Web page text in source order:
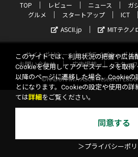
TOP レビュー ニュース ガ
グルメ
スタートアップ ICT
ASCII.jp
MITテクノ
サイトポリシー プライバシーポリ
お問い合わせ
広告掲載 スタッ
©KADOKAWA ASCII Research
このサイトでは、利用状況の把握や広告
Cookieを使用してアクセスデータを取得
以降のページに遷移した場合、Cookieの
とになります。Cookieの設定や使用の
ては詳細 をご覧ください。
同意する
＞プライバシーポ